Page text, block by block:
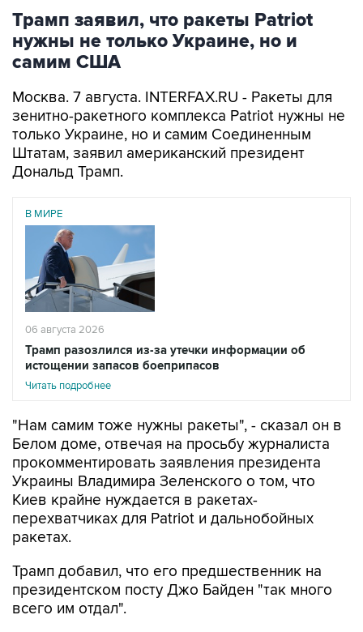
Трамп заявил, что ракеты Patriot
нужны не только Украине, но и
самим США
Москва. 7 августа. INTERFAX.RU - Ракеты для
зенитно-ракетного комплекса Patriot нужны не
только Украине, но и самим Соединенным
Штатам, заявил американский президент
Дональд Трамп.
В МИРЕ
06 августа 2026
Трамп разозлился из-за утечки информации об
истощении запасов боеприпасов
Читать подробнее
"Нам самим тоже нужны ракеты", - сказал он в
Белом доме, отвечая на просьбу журналиста
прокомментировать заявления президента
Украины Владимира Зеленского о том, что
Киев крайне нуждается в ракетах-
перехватчиках для Patriot и дальнобойных
ракетах.
Трамп добавил, что его предшественник на
президентском посту Джо Байден "так много
всего им отдал".